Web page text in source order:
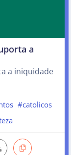
a
a iniquidade
#catolicos